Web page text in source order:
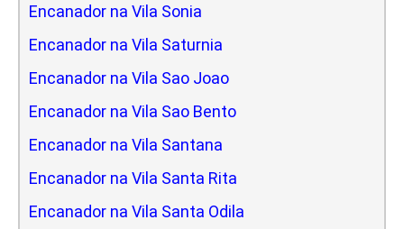
Encanador na Vila Sonia
Encanador na Vila Saturnia
Encanador na Vila Sao Joao
Encanador na Vila Sao Bento
Encanador na Vila Santana
Encanador na Vila Santa Rita
Encanador na Vila Santa Odila